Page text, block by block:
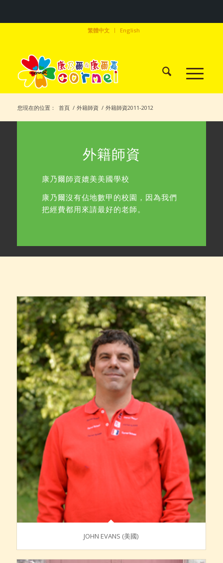
繁體中文 English
您現在的位置： 首頁 / 外籍師資 / 外籍師資2011-2012
外籍師資
康乃爾師資媲美美國學校
康乃爾沒有佔地數甲的校園，因為我們
把經費都用來請最好的老師。
JOHN EVANS (美國)